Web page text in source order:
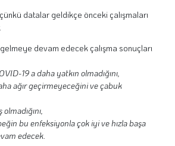
datalar geldikçe önceki çalışmaları
devam edecek çalışma sonuçları
19 a daha yatkın olmadığını,
ağır geçirmeyeceğini ve çabuk
bu enfeksiyonla çok iyi ve hızla başa
edecek.